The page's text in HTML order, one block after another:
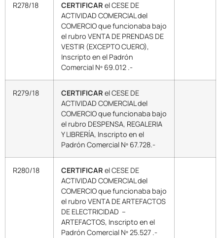
R278/18 CERTIFICAR el CESE DE
ACTIVIDAD COMERCIAL del
COMERCIO que funcionaba bajo
el rubro VENTA DE PRENDAS DE
VESTIR (EXCEPTO CUERO),
Inscripto en el Padrón
Comercial Nº 69.012 .-
R279/18 CERTIFICAR el CESE DE
ACTIVIDAD COMERCIAL del
COMERCIO que funcionaba bajo
el rubro DESPENSA, REGALERIA
Y LIBRERÍA, Inscripto en el
Padrón Comercial Nº 67.728.-
R280/18 CERTIFICAR el CESE DE
ACTIVIDAD COMERCIAL del
COMERCIO que funcionaba bajo
el rubro VENTA DE ARTEFACTOS
DE ELECTRICIDAD –
ARTEFACTOS, Inscripto en el
Padrón Comercial Nº 25.527 .-